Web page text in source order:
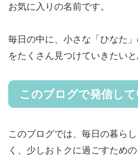
お気に入りの名前です。
毎日の中に、小さな「ひなた
をたくさん見つけていきたいと
このブログで発信し
このブログでは、毎日の暮ら
く、少しおトクに過ごすため